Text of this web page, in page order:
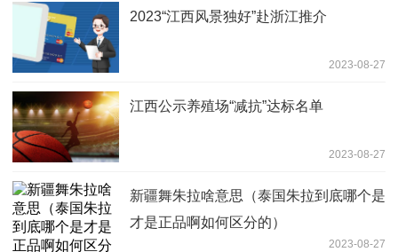
2023“江西风景独好”赴浙江推介
2023-08-27
江西公示养殖场“减抗”达标名单
2023-08-27
新疆舞朱拉啥意思（泰国朱拉到底哪个是
才是正品啊如何区分的）
2023-08-27